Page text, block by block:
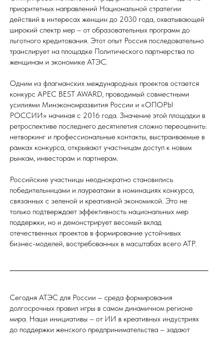
приоритетных направлений Национальной стратегии
действий в интересах женщин до 2030 года, охватывающей
широкий спектр мер – от образовательных программ до
льготного кредитования. Этот опыт Россия последовательно
транслирует на площадке Политического партнерства по
женщинам и экономике АТЭС.
Одним из флагманских международных проектов остается
конкурс APEC BEST AWARD, проводимый совместными
усилиями Минэкономразвития России и «ОПОРЫ
РОССИИ» начиная с 2016 года. Значение этой площадки в
ретроспективе последнего десятилетия сложно переоценить:
нетворкинг и профессиональные контакты, выстраиваемые в
рамках конкурса, открывают участницам доступ к новым
рынкам, инвесторам и партнерам.
Российские участницы неоднократно становились
победительницами и лауреатами в номинациях конкурса,
связанных с зеленой и креативной экономикой. Это не
только подтверждает эффективность национальных мер
поддержки, но и демонстрирует весомый вклад
отечественных проектов в формирование устойчивых
бизнес-моделей, востребованных в масштабах всего АТР.
Сегодня АТЭС для России – среда формирования
долгосрочных правил игры в самом динамичном регионе
мира. Наши инициативы – от ИИ в креативных индустриях
до поддержки женского предпринимательства – задают